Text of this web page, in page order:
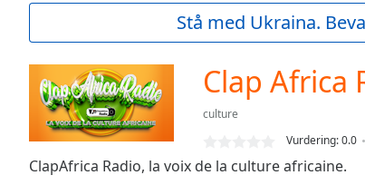
Current
Duration-:-
Loaded:
Stream
TypeLIVE
Stå med Ukraina.
Clap Africa
culture
Vurdering:0.0
ClapAfrica Radio, la voix de la culture africaine.